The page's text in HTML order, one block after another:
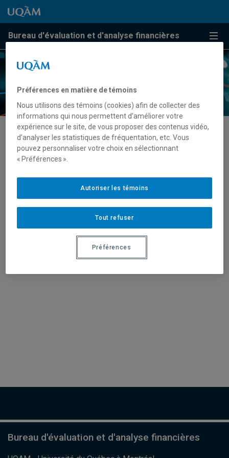
Passer au contenu
Accéder au menu principal
Accéder à la recherche
Passer au contenu
Accéder au menu principal
Bureau d'évaluation et d'analyse financières
Menu
Notre adresse
Pavillon Judith-Jasmin – Annexe (JE)
1564, rue Saint-Denis
Montréal (Québec) H2X 3K2
Voir la carte
Bureau d'évaluation et d'analyse financières
Préférences en matière de témoins
Nous utilisons des témoins (cookies) afin de collecter des
informations qui nous permettent d’améliorer votre
expérience sur le site, de vous proposer des contenus vidéo,
d’analyser les statistiques de fréquentation, etc. Vous
pouvez personnaliser votre choix en sélectionnant
« Préférences ».
Tout refuser
Autoriser les témoins
Préférences